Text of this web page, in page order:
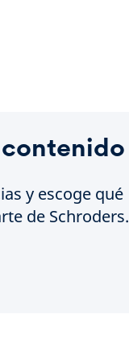
y escoge qué
de Schroders.